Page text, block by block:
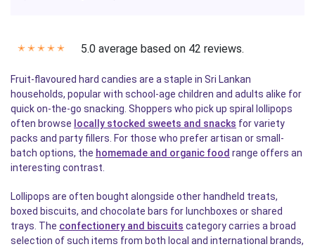
✭ ✭ ✭ ✭ ✭ 5.0 average based on 42 reviews.
Fruit-flavoured hard candies are a staple in Sri Lankan
households, popular with school-age children and adults alike for
quick on-the-go snacking. Shoppers who pick up spiral lollipops
often browse locally stocked sweets and snacks for variety
packs and party fillers. For those who prefer artisan or small-
batch options, the homemade and organic food range offers an
interesting contrast.
Lollipops are often bought alongside other handheld treats,
boxed biscuits, and chocolate bars for lunchboxes or shared
trays. The confectionery and biscuits category carries a broad
selection of such items from both local and international brands,